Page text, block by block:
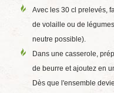
Avec les 30 cl prelevés,
de volaille ou de
neutre possible).
Dans une casserole,
de beurre et ajoutez en
Dès que l'ensemble